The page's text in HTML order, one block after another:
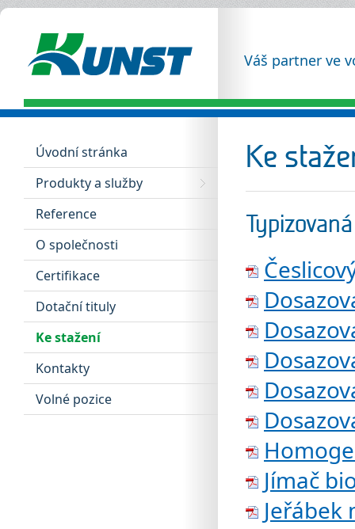
Váš partner ve
Ke
Jímač
Úvodní stránka
Produkty a služby
Reference
O společnosti
Certifikace
Dotační tituly
Ke stažení
Kontakty
Volné pozice